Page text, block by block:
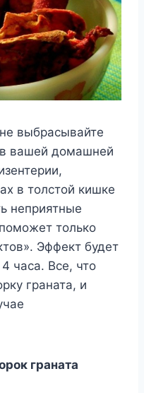
выбрасывайте
вашей домашней
в толстой кишке
неприятные
только
Эффект будет
часа. Все, что
граната, и
граната